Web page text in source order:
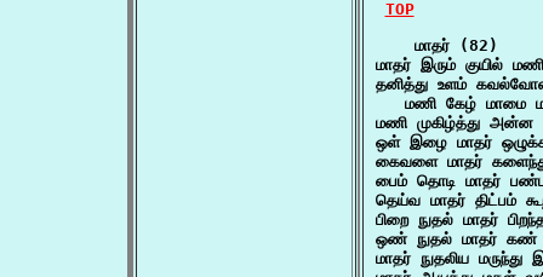
TOP
    மாதர் (82)
மாதர் இரும் குயில்
தனித்து உளம்
மணி கேழ் மாமை
மணி முகிழ்த்து
ஒள் இழை மாதர்
கைவளை மாதர்
பைம் தொடி மாதர்
தெய்வ மாதர் திட்பம்
பிறை நுதல் மாதர்
ஒண் நுதல் மாதர்
மாதர் நுதலிய